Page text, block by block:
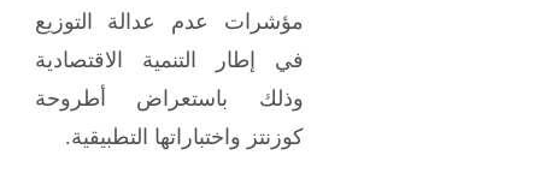
مؤشرات عدم عدالة التوزيع
في إطار التنمية الاقتصادية
وذلك باستعراض أطروحة
كوزنتز واختباراتها التطبيقية.